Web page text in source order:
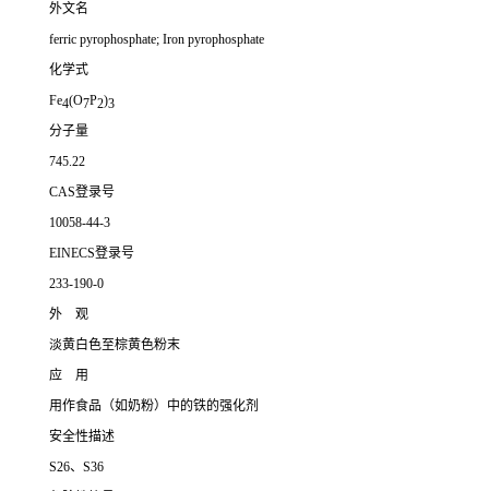
外文名
ferric pyrophosphate; Iron pyrophosphate
化学式
Fe4(O7P2)3
分子量
745.22
CAS登录号
10058-44-3
EINECS登录号
233-190-0
外 观
淡黄白色至棕黄色粉末
应 用
用作食品（如奶粉）中的铁的强化剂
安全性描述
S26、S36